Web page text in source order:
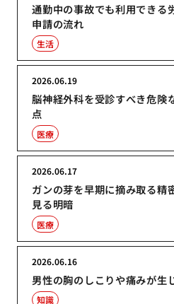
通勤中の事故でも利用できる
申請の流れ
生活
脳神経外科を受診すべき危険
点
2026.06.19
医療
ガンの芽を早期に摘み取る精
見る明暗
2026.06.17
医療
男性の胸のしこりや痛みが生
2026.06.16
知識